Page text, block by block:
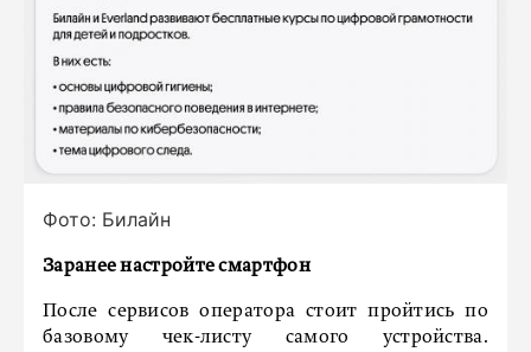
Фото: Билайн
Заранее настройте смартфон
После сервисов оператора стоит пройтись по
базовому чек-листу самого устройства.